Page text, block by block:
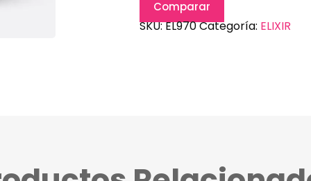
Comparar
SKU:EL970Categoría: ELIXIR